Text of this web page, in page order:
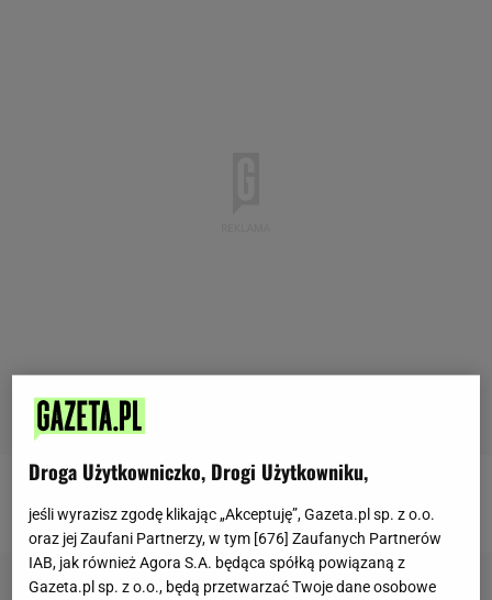
1. Bluza adidas, ok. 200 zł
Droga Użytkowniczko, Drogi Użytkowniku,
jeśli wyrazisz zgodę klikając „Akceptuję”, Gazeta.pl sp. z o.o.
oraz jej Zaufani Partnerzy, w tym [676] Zaufanych Partnerów
IAB, jak również Agora S.A. będąca spółką powiązaną z
Gazeta.pl sp. z o.o., będą przetwarzać Twoje dane osobowe